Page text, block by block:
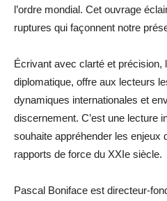
l’ordre mondial. Cet ouvrage
ruptures qui façonnent notre
Écrivant avec clarté et précision,
diplomatique, offre aux lecteurs
dynamiques internationales et
discernement. C’est une lecture
souhaite appréhender les enjeux
rapports de force du XXIe siècle.
Pascal Boniface est directeur-